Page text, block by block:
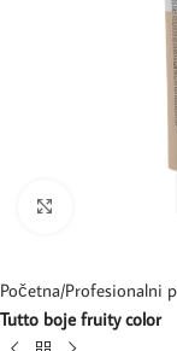
Početna Profesionalni
Tutto boje fruity color